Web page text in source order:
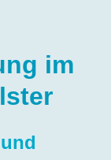
im